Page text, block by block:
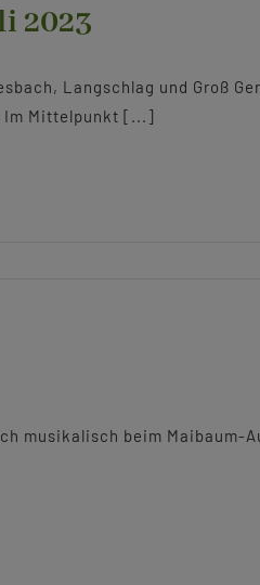
2023
Langschlag und Groß
Im Mittelpunkt [...]
musikalisch beim Maibaum-